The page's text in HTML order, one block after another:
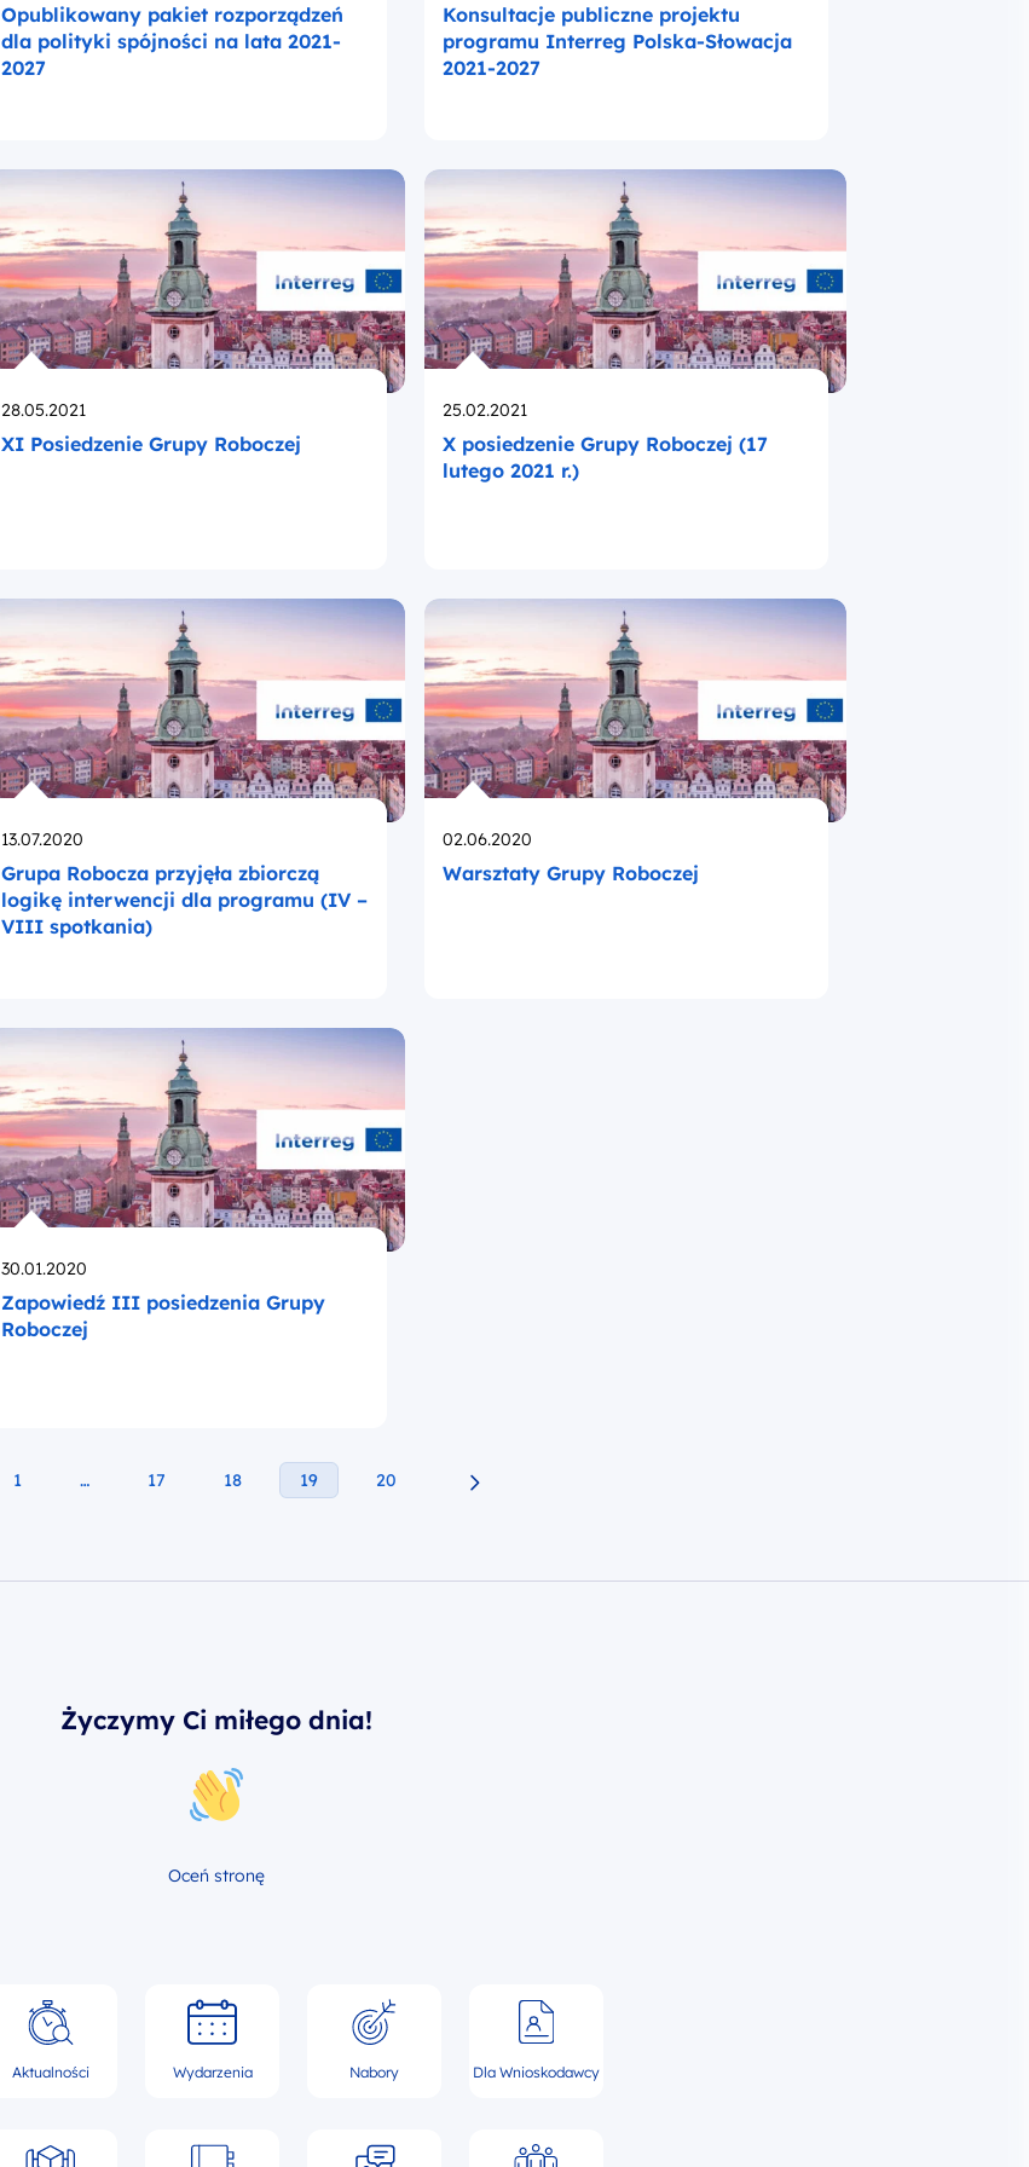
Opublikowany pakiet rozporządzeń
dla polityki spójności na lata 2021-
2027
Konsultacje publiczne projektu
programu Interreg Polska-Słowacja
2021-2027
Opublikowano
28.05.2021
XI Posiedzenie Grupy Roboczej
Opublikowano
25.02.2021
X posiedzenie Grupy Roboczej (17
lutego 2021 r.)
Opublikowano
13.07.2020
Grupa Robocza przyjęła zbiorczą
logikę interwencji dla programu (IV –
VIII spotkania)
Opublikowano
02.06.2020
Warsztaty Grupy Roboczej
Opublikowano
30.01.2020
Zapowiedź III posiedzenia Grupy
Roboczej
1 … 17 18 19 20
Życzymy Ci miłego dnia!
Oceń stronę
Aktualności Wydarzenia Nabory Dla Wnioskodawcy